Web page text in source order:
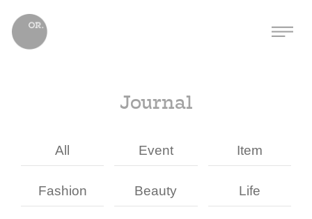
Journal
All Event Item
Fashion Beauty Life